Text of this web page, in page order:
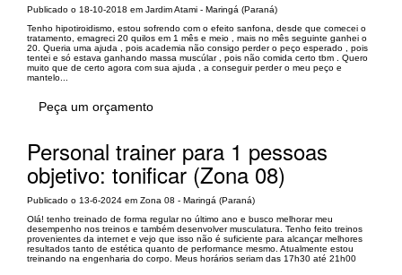
Publicado o 18-10-2018 em Jardim Atami - Maringá (Paraná)
Tenho hipotiroidismo, estou sofrendo com o efeito sanfona, desde que comecei o
tratamento, emagreci 20 quilos em 1 mês e meio , mais no mês seguinte ganhei o
20. Queria uma ajuda , pois academia não consigo perder o peço esperado , pois
tentei e só estava ganhando massa muscúlar , pois não comida certo tbm . Quero
muito que de certo agora com sua ajuda , a conseguir perder o meu peço e
mantelo...
Peça um orçamento
Personal trainer para 1 pessoas
objetivo: tonificar (Zona 08)
Publicado o 13-6-2024 em Zona 08 - Maringá (Paraná)
Olá! tenho treinado de forma regular no último ano e busco melhorar meu
desempenho nos treinos e também desenvolver musculatura. Tenho feito treinos
provenientes da internet e vejo que isso não é suficiente para alcançar melhores
resultados tanto de estética quanto de performance mesmo. Atualmente estou
treinando na engenharia do corpo. Meus horários seriam das 17h30 até 21h00